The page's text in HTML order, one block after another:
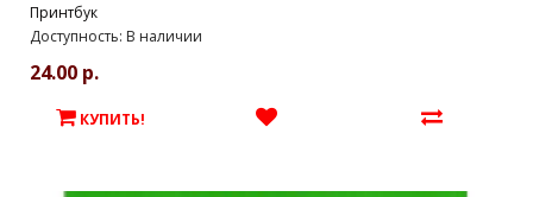
Принтбук
Доступность: В наличии
24.00 р.
КУПИТЬ!